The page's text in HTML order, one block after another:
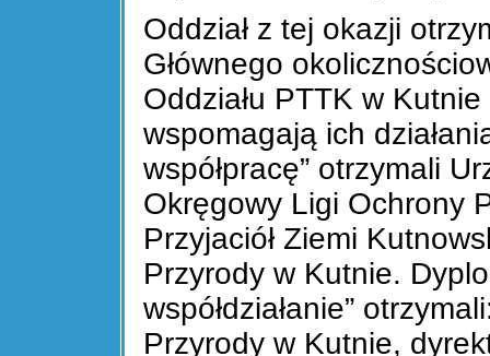
Oddział z tej okazji
Głównego
Oddziału PTTK w
wspomagają ich
współpracę” otrzymali
Okręgowy Ligi Ochrony
Przyjaciół Ziemi
Przyrody w Kutnie.
współdziałanie”
Przyrody w Kutnie,